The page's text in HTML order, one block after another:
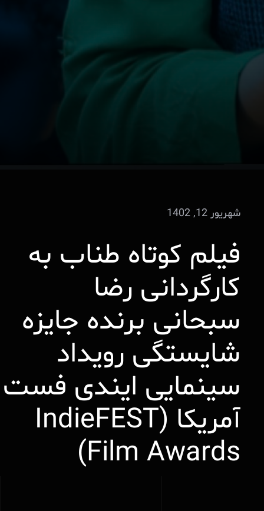
شهریور 12, 1402
فیلم کوتاه طناب به
کارگردانی رضا
سبحانی برنده جایزه
شایستگی رویداد
سینمایی ایندی فست
آمریکا (IndieFEST
Film Awards)